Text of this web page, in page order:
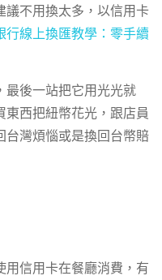
議不用換太多，以信用卡
行線上換匯教學：零手續
最後一站把它用光光就
西把紐幣花光，跟店員
台灣煩惱或是換回台幣賠
信用卡在餐廳消費，有